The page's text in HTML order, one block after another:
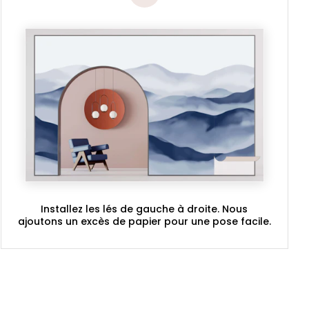
Installez les lés de gauche à droite. Nous
ajoutons un excès de papier pour une pose facile.